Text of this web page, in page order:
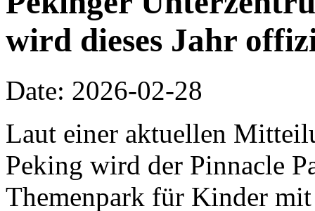
wird dieses Jahr
Date: 2026-02-28
Laut einer aktuellen
Peking wird der Pinnacle
Themenpark für Kinder